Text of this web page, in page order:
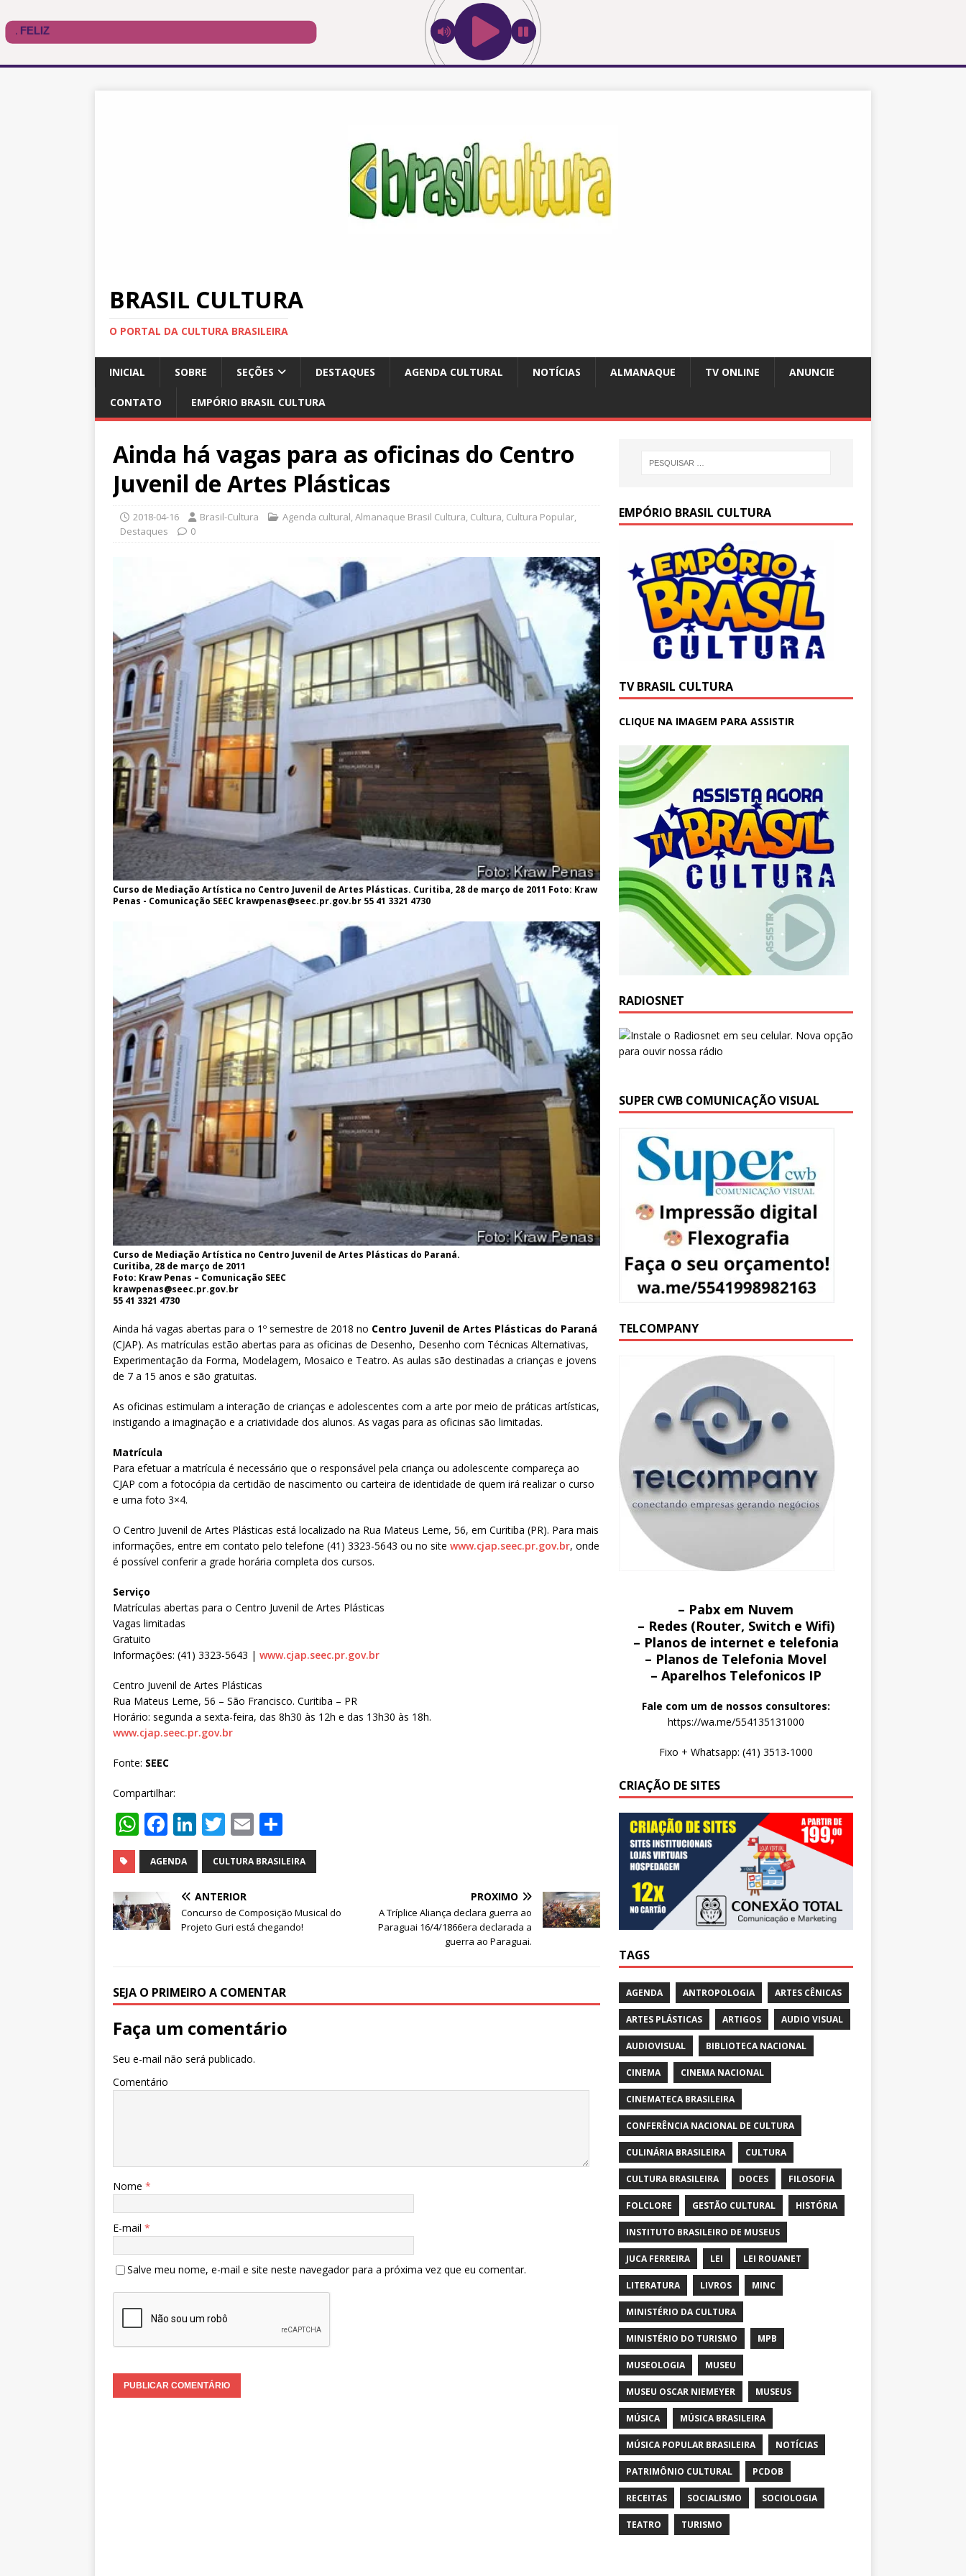
BRASIL CULTURA
O PORTAL DA CULTURA BRASILEIRA
INICIAL SOBRE SEÇÕES DESTAQUES AGENDA CULTURAL NOTÍCIAS ALMANAQUE TV ONLINE ANUNCIE
CONTATO EMPÓRIO BRASIL CULTURA
Ainda há vagas para as oficinas do Centro
Juvenil de Artes Plásticas
2018-04-16 Brasil-Cultura Agenda cultural,Almanaque Brasil Cultura, Cultura, Cultura Popular,
Destaques
0
Curso de Mediação Artística no Centro Juvenil de Artes Plásticas. Curitiba, 28 de março de 2011 Foto: Kraw
Penas - Comunicação SEEC krawpenas@seec.pr.gov.br 55 41 3321 4730
Curso de Mediação Artística no Centro Juvenil de Artes Plásticas do Paraná.
Curitiba, 28 de março de 2011
Foto: Kraw Penas – Comunicação SEEC
krawpenas@seec.pr.gov.br
55 41 3321 4730
Ainda há vagas abertas para o 1º semestre de 2018 no Centro Juvenil de Artes Plásticas do Paraná
(CJAP). As matrículas estão abertas para as oficinas de Desenho, Desenho com Técnicas Alternativas,
Experimentação da Forma, Modelagem, Mosaico e Teatro. As aulas são destinadas a crianças e jovens
de 7 a 15 anos e são gratuitas.
As oficinas estimulam a interação de crianças e adolescentes com a arte por meio de práticas artísticas,
instigando a imaginação e a criatividade dos alunos. As vagas para as oficinas são limitadas.
Matrícula
Para efetuar a matrícula é necessário que o responsável pela criança ou adolescente compareça ao
CJAP com a fotocópia da certidão de nascimento ou carteira de identidade de quem irá realizar o curso
e uma foto 3×4.
O Centro Juvenil de Artes Plásticas está localizado na Rua Mateus Leme, 56, em Curitiba (PR). Para mais
informações, entre em contato pelo telefone (41) 3323-5643 ou no site www.cjap.seec.pr.gov.br, onde
é possível conferir a grade horária completa dos cursos.
Serviço
Matrículas abertas para o Centro Juvenil de Artes Plásticas
Vagas limitadas
Gratuito
Informações: (41) 3323-5643 | www.cjap.seec.pr.gov.br
Centro Juvenil de Artes Plásticas
Rua Mateus Leme, 56 – São Francisco. Curitiba – PR
Horário: segunda a sexta-feira, das 8h30 às 12h e das 13h30 às 18h.
www.cjap.seec.pr.gov.br
Fonte: SEEC
Compartilhar:
W
h
at
s
A
p
F
a
c
b
o
k
Li
n
k
e
dI
n
T
w
it
te
r
E
m
ai
h
ar
AGENDA CULTURA BRASILEIRA
ANTERIOR
Concurso de Composição Musical do
Projeto Guri está chegando!
PRÓXIMO
A Tríplice Aliança declara guerra ao
Paraguai 16/4/1866era declarada a
guerra ao Paraguai.
SEJA O PRIMEIRO A COMENTAR
Faça um comentário
Seu e-mail não será publicado.
Comentário
Nome *
E-mail *
Salve meu nome, e-mail e site neste navegador para a próxima vez que eu comentar.
EMPÓRIO BRASIL CULTURA
TV BRASIL CULTURA
CLIQUE NA IMAGEM PARA ASSISTIR
RADIOSNET
SUPER CWB COMUNICAÇÃO VISUAL
TELCOMPANY
– Pabx em Nuvem
– Redes (Router, Switch e Wifi)
– Planos de internet e telefonia
– Planos de Telefonia Movel
– Aparelhos Telefonicos IP
Fale com um de nossos consultores:
https://wa.me/554135131000
Fixo + Whatsapp: (41) 3513-1000
CRIAÇÃO DE SITES
TAGS
AGENDA ANTROPOLOGIA ARTES CÊNICAS
ARTES PLÁSTICAS ARTIGOS AUDIO VISUAL
AUDIOVISUAL BIBLIOTECA NACIONAL
CINEMA CINEMA NACIONAL
CINEMATECA BRASILEIRA
CONFERÊNCIA NACIONAL DE CULTURA
CULINÁRIA BRASILEIRA CULTURA
CULTURA BRASILEIRA DOCES FILOSOFIA
FOLCLORE GESTÃO CULTURAL HISTÓRIA
INSTITUTO BRASILEIRO DE MUSEUS
JUCA FERREIRA LEI LEI ROUANET
LITERATURA LIVROS MINC
MINISTÉRIO DA CULTURA
MINISTÉRIO DO TURISMO MPB
MUSEOLOGIA MUSEU
MUSEU OSCAR NIEMEYER MUSEUS
MÚSICA MÚSICA BRASILEIRA
MÚSICA POPULAR BRASILEIRA NOTÍCIAS
PATRIMÔNIO CULTURAL PCDOB
RECEITAS SOCIALISMO SOCIOLOGIA
TEATRO TURISMO